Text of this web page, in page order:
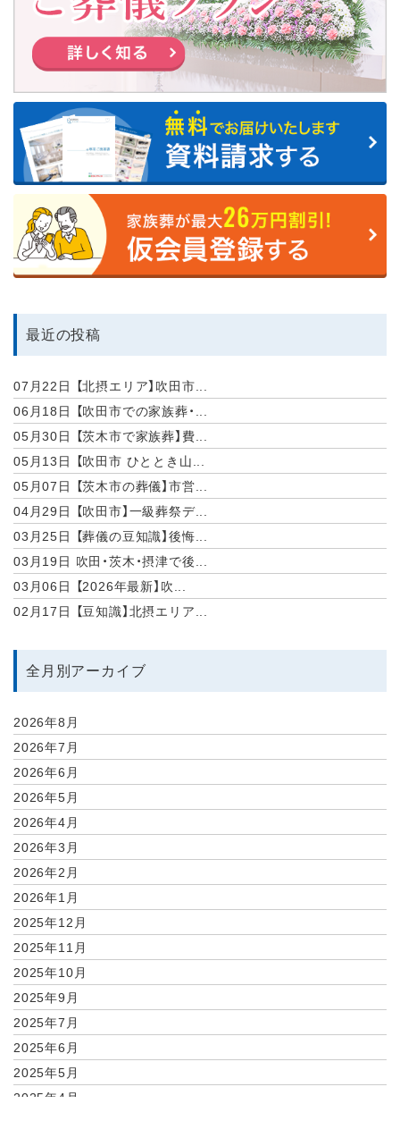
最近の投稿
07月22日
【北摂エリア】吹田市...
06月18日
【吹田市での家族葬・...
05月30日
【茨木市で家族葬】費...
05月13日
【吹田市 ひととき山...
05月07日
【茨木市の葬儀】市営...
04月29日
【吹田市】一級葬祭デ...
03月25日
【葬儀の豆知識】後悔...
03月19日 吹田・茨木・摂津で後...
03月06日
【2026年最新】吹...
02月17日
【豆知識】北摂エリア...
全月別アーカイブ
2026年8月
2026年7月
2026年6月
2026年5月
2026年4月
2026年3月
2026年2月
2026年1月
2025年12月
2025年11月
2025年10月
2025年9月
2025年7月
2025年6月
2025年5月
2025年4月